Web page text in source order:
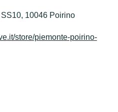
10046 Poirino
store/piemonte-poirino-